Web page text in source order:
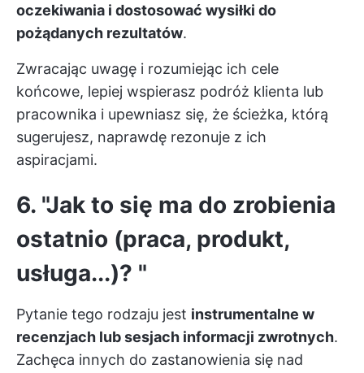
oczekiwania i dostosować wysiłki do
pożądanych rezultatów.
Zwracając uwagę i rozumiejąc ich cele
końcowe, lepiej wspierasz podróż klienta lub
pracownika i upewniasz się, że ścieżka, którą
sugerujesz, naprawdę rezonuje z ich
aspiracjami.
6. "Jak to się ma do zrobienia
ostatnio (praca, produkt,
usługa...)? "
Pytanie tego rodzaju jest instrumentalne w
recenzjach lub sesjach informacji zwrotnych.
Zachęca innych do zastanowienia się nad